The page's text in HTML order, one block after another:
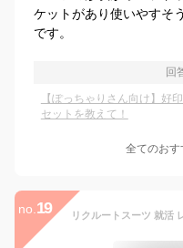
ケットがあり使いやすそ
です。
回
【ぽっちゃりさん向け】好
セットを教えて！
全てのおす
no. 19